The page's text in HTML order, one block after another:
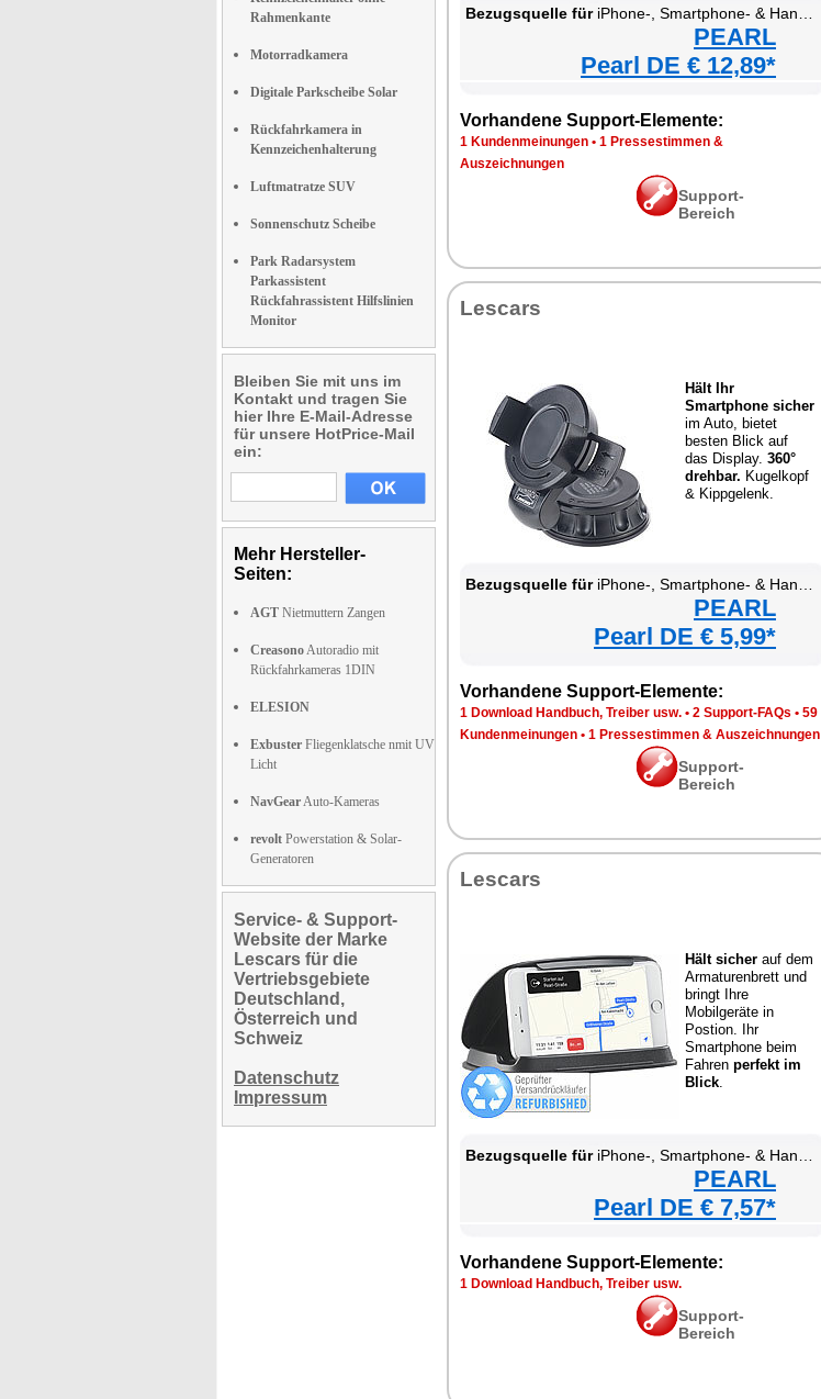
Rahmenkante
Motorradkamera
Digitale Parkscheibe Solar
Rückfahrkamera in
Kennzeichenhalterung
Luftmatratze SUV
Sonnenschutz Scheibe
Park Radarsystem
Parkassistent
Rückfahrassistent Hilfslinien
Monitor
Bleiben Sie mit uns im
Kontakt und tragen Sie
hier Ihre E-Mail-Adresse
für unsere HotPrice-Mail
ein:
Mehr Hersteller-
Seiten:
AGT Nietmuttern Zangen
CreasonoAutoradio mit
Rückfahrkameras 1DIN
ELESION
Exbuster Fliegenklatsche nmit UV
Licht
NavGearAuto-Kameras
revolt Powerstation & Solar-
Generatoren
Service- & Support-
Website der Marke
Lescars für die
Vertriebsgebiete
Deutschland,
Österreich und
Schweiz
Datenschutz
Impressum
Bezugsquelle füriPhone-, Smartphone- & Handy-Halterung fürs Kfz-Armaturenbrett
PEARL
Pearl DE € 12,89*
Vorhandene Support-Elemente:
1 Kundenmeinungen • 1 Pressestimmen &
Auszeichnungen
Support-
Bereich
Lescars
Hält Ihr
Smartphone sicher
im Auto, bietet
besten Blick auf
das Display. 360°
drehbar. Kugelkopf
& Kippgelenk.
Bezugsquelle füriPhone-, Smartphone- & Handy-Halterung fürs Kfz-Armaturenbrett
PEARL
Pearl DE € 5,99*
Vorhandene Support-Elemente:
1 Download Handbuch, Treiber usw. • 2 Support-FAQs • 59
Kundenmeinungen • 1 Pressestimmen & Auszeichnungen
Support-
Bereich
Lescars
Hält sicher auf dem
Armaturenbrett und
bringt Ihre
Mobilgeräte in
Postion. Ihr
Smartphone beim
Fahren perfekt im
Blick.
Bezugsquelle füriPhone-, Smartphone- & Handy-Halterung fürs Kfz-Armaturenbrett
PEARL
Pearl DE € 7,57*
Vorhandene Support-Elemente:
1 Download Handbuch, Treiber usw.
Support-
Bereich